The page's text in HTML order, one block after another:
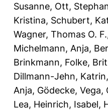
Susanne, Ott,
Kristina, Schubert,
Wagner, Thomas O. F.
Michelmann, Anja,
Brinkmann, Folke,
Dillmann-Jehn, Katrin,
Anja, Gödecke, Vega,
Lea, Heinrich, Isabel,